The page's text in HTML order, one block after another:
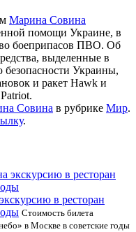
Марина Совина
помощи Украине, в
боеприпасов ПВО. Об
выделенные в
Украины,
и ракет Hawk и
Совина в рубрике Мир.
.
в ресторан
Стоимость билета
в Москве в советские годы